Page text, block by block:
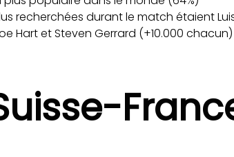
recherchées durant le match étaient
Hart et Steven Gerrard (+10.000